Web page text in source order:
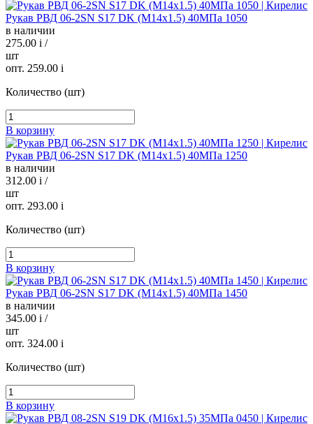
Рукав РВД 06-2SN S17 DK (М14х1.5) 40МПа 1050
в наличии
275.00 i /
шт
опт. 259.00 i
Количество (шт)
В корзину
Рукав РВД 06-2SN S17 DK (М14х1.5) 40МПа 1250
в наличии
312.00 i /
шт
опт. 293.00 i
Количество (шт)
В корзину
Рукав РВД 06-2SN S17 DK (М14х1.5) 40МПа 1450
в наличии
345.00 i /
шт
опт. 324.00 i
Количество (шт)
В корзину